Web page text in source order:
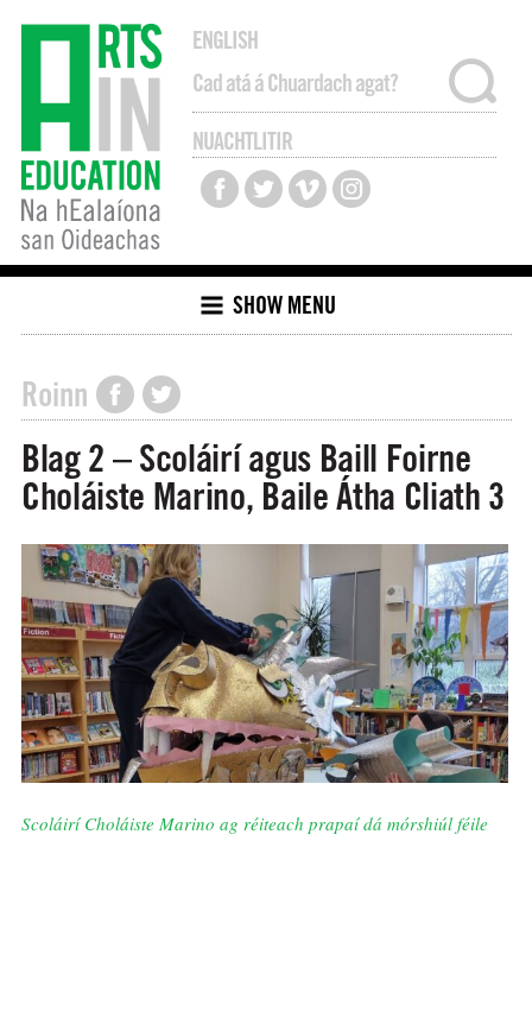
ENGLISH
NUACHTLITIR
SHOW MENU
Roinn
Blag 2 – Scoláirí agus Baill Foirne
Choláiste Marino, Baile Átha Cliath 3
Scoláirí Choláiste Marino ag réiteach prapaí dá mórshiúl féile